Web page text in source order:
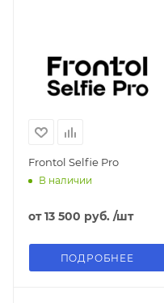
Frontol Selfie Pro
В наличии
от13 500 руб. /шт
ПОДРОБНЕЕ